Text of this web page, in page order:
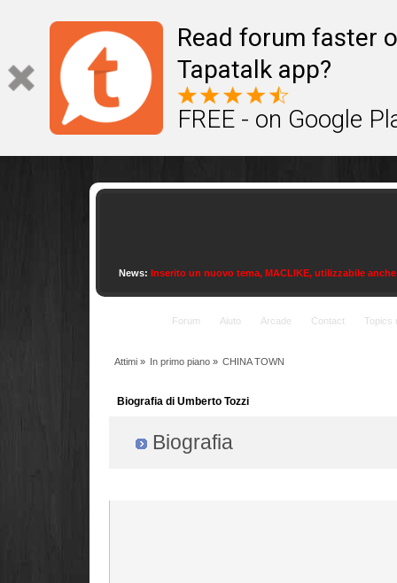
Read forum faster
Tapatalk app?
FREE - on Google
News: Inserito un nuovo tema, MACLIKE, utilizzabile
Forum Aiuto Arcade Contact Topics
Attimi» In primo piano » CHINA TOWN
Biografia di Umberto Tozzi
Biografia